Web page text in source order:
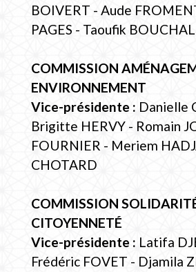
BOIVERT - Aude
PAGES - Taoufik BOUCHAL
COMMISSION
ENVIRONNEMENT
Vice-présidente : Danielle
Brigitte HERVY - Romain
FOURNIER - Meriem
CHOTARD
COMMISSION
CITOYENNETÉ
Vice-présidente : Latifa
Frédéric FOVET - Djamila